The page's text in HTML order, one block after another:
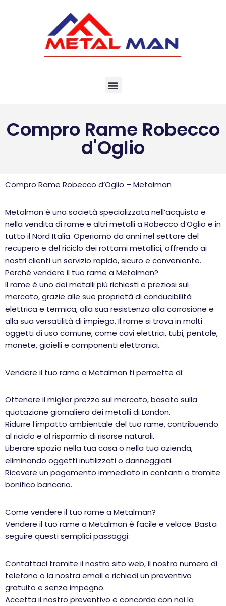
Compro Rame Robecco
d'Oglio
Compro Rame Robecco d’Oglio – Metalman
Metalman è una società specializzata nell’acquisto e
nella vendita di rame e altri metalli a Robecco d’Oglio e in
tutto il Nord Italia. Operiamo da anni nel settore del
recupero e del riciclo dei rottami metallici, offrendo ai
nostri clienti un servizio rapido, sicuro e conveniente.
Perché vendere il tuo rame a Metalman?
Il rame è uno dei metalli più richiesti e preziosi sul
mercato, grazie alle sue proprietà di conducibilità
elettrica e termica, alla sua resistenza alla corrosione e
alla sua versatilità di impiego. Il rame si trova in molti
oggetti di uso comune, come cavi elettrici, tubi, pentole,
monete, gioielli e componenti elettronici.
Vendere il tuo rame a Metalman ti permette di:
Ottenere il miglior prezzo sul mercato, basato sulla
quotazione giornaliera dei metalli di London.
Ridurre l’impatto ambientale del tuo rame, contribuendo
al riciclo e al risparmio di risorse naturali.
Liberare spazio nella tua casa o nella tua azienda,
eliminando oggetti inutilizzati o danneggiati.
Ricevere un pagamento immediato in contanti o tramite
bonifico bancario.
Come vendere il tuo rame a Metalman?
Vendere il tuo rame a Metalman è facile e veloce. Basta
seguire questi semplici passaggi:
Contattaci tramite il nostro sito web, il nostro numero di
telefono o la nostra email e richiedi un preventivo
gratuito e senza impegno.
Accetta il nostro preventivo e concorda con noi la